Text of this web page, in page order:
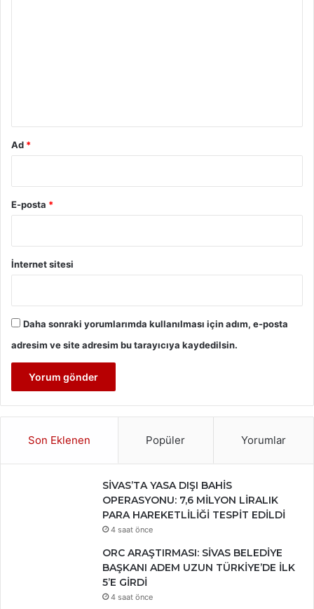
Ad *
E-posta *
İnternet sitesi
Daha sonraki yorumlarımda kullanılması için adım, e-posta
adresim ve site adresim bu tarayıcıya kaydedilsin.
Son Eklenen Popüler Yorumlar
SİVAS’TA YASA DIŞI BAHİS
OPERASYONU: 7,6 MİLYON LİRALIK
PARA HAREKETLİLİĞİ TESPİT EDİLDİ
4 saat önce
ORC ARAŞTIRMASI: SİVAS BELEDİYE
BAŞKANI ADEM UZUN TÜRKİYE’DE İLK
5’E GİRDİ
4 saat önce